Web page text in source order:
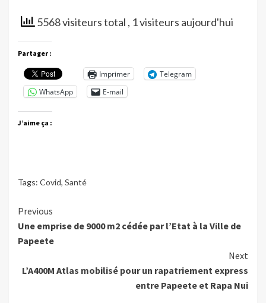
5568 visiteurs total , 1 visiteurs aujourd'hui
Partager :
Imprimer
Telegram
WhatsApp
E-mail
J’aime ça :
Tags: Covid, Santé
Continue
Reading
Previous
Une emprise de 9000 m2 cédée par l’Etat à la Ville de
Papeete
Next
L’A400M Atlas mobilisé pour un rapatriement express
entre Papeete et Rapa Nui